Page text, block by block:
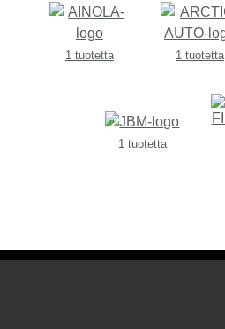
1 tuotetta 1 tuotetta
1 tuotetta